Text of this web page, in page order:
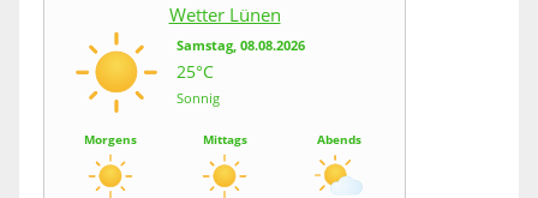
Wetter Lünen
Samstag, 08.08.2026
25°C
Sonnig
Morgens Mittags Abends